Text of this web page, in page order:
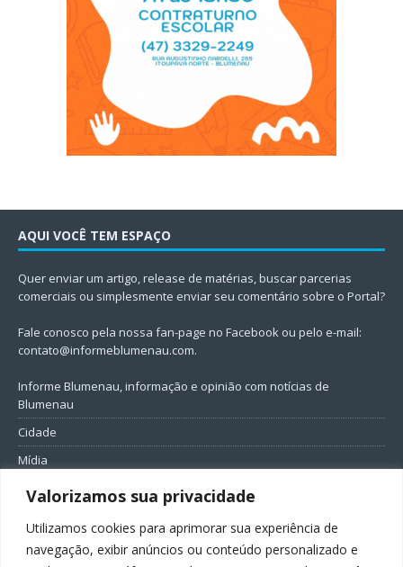
Valorizamos sua privacidade
Utilizamos cookies para aprimorar sua experiência de
navegação, exibir anúncios ou conteúdo personalizado e
AQUI VOCÊ TEM ESPAÇO
Quer enviar um artigo, release de matérias, buscar parcerias
comerciais ou simplesmente enviar seu comentário sobre o Portal?
Fale conosco pela nossa fan-page no Facebook ou pelo e-mail:
contato@informeblumenau.com.
Informe Blumenau, informação e opinião com notícias de
Blumenau
Cidade
Mídia
Entretenimento
Política